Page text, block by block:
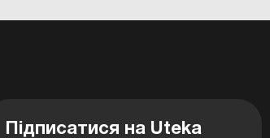
Підписатися на Uteka